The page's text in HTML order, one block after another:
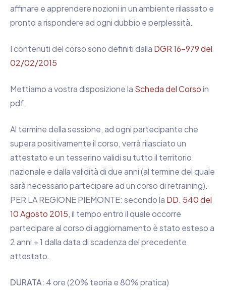
affinare e apprendere nozioni in un ambiente rilassato e
pronto a rispondere ad ogni dubbio e perplessità.
I contenuti del corso sono definiti dalla DGR 16-979 del
02/02/2015
Mettiamo a vostra disposizione la Scheda del Corsoin
pdf.
Al termine della sessione, ad ogni partecipante che
supera positivamente il corso, verrà rilasciato un
attestato e un tesserino validi su tutto il territorio
nazionale e dalla validità di due anni (al termine del quale
sarà necessario partecipare ad un corso di retraining).
PER LA REGIONE PIEMONTE: secondo la DD. 540 del
10 Agosto 2015, il tempo entro il quale occorre
partecipare al corso di aggiornamento è stato esteso a
2 anni + 1 dalla data di scadenza del precedente
attestato.
DURATA: 4 ore (20% teoria e 80% pratica)